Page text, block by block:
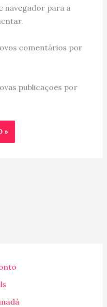
navegador para a
comentários por
publicações por